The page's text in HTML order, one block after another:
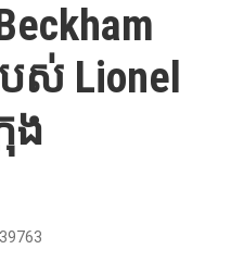
បស់ Lionel
ង
39763